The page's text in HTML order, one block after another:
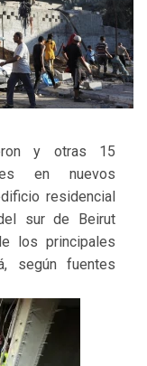
y otras 15
en nuevos
residencial
sur de Beirut
los principales
según fuentes